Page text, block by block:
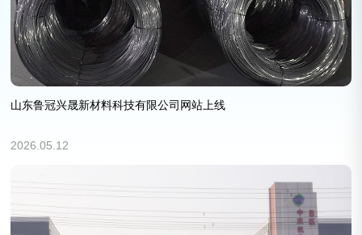
山东鲁冠兴晟新材料科技有限公司网站上线
2026.05.12